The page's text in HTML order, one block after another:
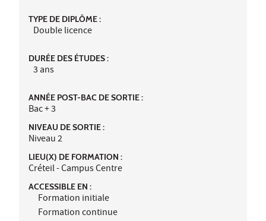
TYPE DE DIPLÔME :
Double licence
DURÉE DES ÉTUDES :
3 ans
ANNÉE POST-BAC DE SORTIE :
Bac + 3
NIVEAU DE SORTIE :
Niveau 2
LIEU(X) DE FORMATION :
Créteil - Campus Centre
ACCESSIBLE EN :
Formation initiale
Formation continue